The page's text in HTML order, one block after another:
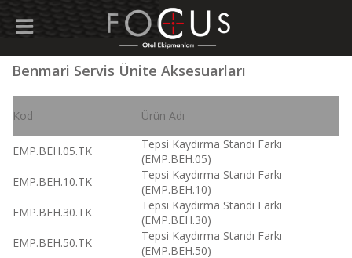
Benmari Servis Ünite Aksesuarları
Kod Ürün Adı
EMP.BEH.05.TK
Tepsi Kaydırma Standı Farkı
(EMP.BEH.05)
EMP.BEH.10.TK
Tepsi Kaydırma Standı Farkı
(EMP.BEH.10)
EMP.BEH.30.TK
Tepsi Kaydırma Standı Farkı
(EMP.BEH.30)
EMP.BEH.50.TK
Tepsi Kaydırma Standı Farkı
(EMP.BEH.50)